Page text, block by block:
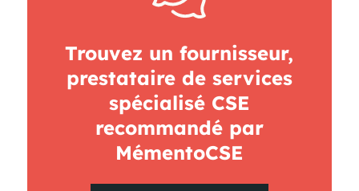
Trouvez un fournisseur,
prestataire de services
spécialisé CSE
recommandé par
MémentoCSE